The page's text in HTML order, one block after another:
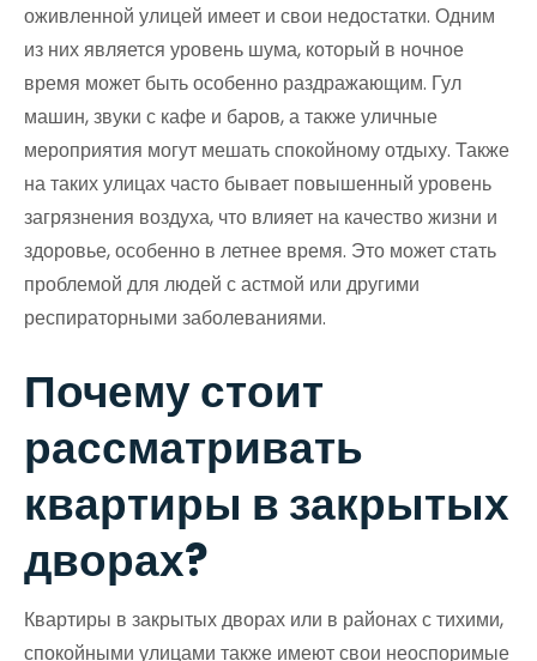
оживленной улицей имеет и свои недостатки. Одним
из них является уровень шума, который в ночное
время может быть особенно раздражающим. Гул
машин, звуки с кафе и баров, а также уличные
мероприятия могут мешать спокойному отдыху. Также
на таких улицах часто бывает повышенный уровень
загрязнения воздуха, что влияет на качество жизни и
здоровье, особенно в летнее время. Это может стать
проблемой для людей с астмой или другими
респираторными заболеваниями.
Почему стоит
рассматривать
квартиры в закрытых
дворах?
Квартиры в закрытых дворах или в районах с тихими,
спокойными улицами также имеют свои неоспоримые